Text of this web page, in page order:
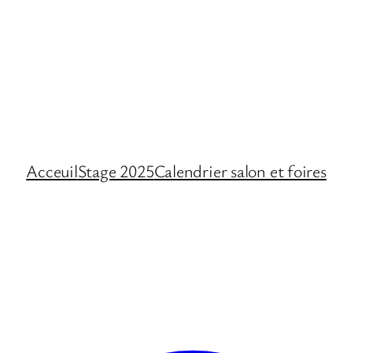
AcceuilStage 2025Calendrier salon et foires